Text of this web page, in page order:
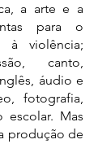
a arte e a
para o
violência;
canto,
áudio e
fotografia,
Mas
produção de